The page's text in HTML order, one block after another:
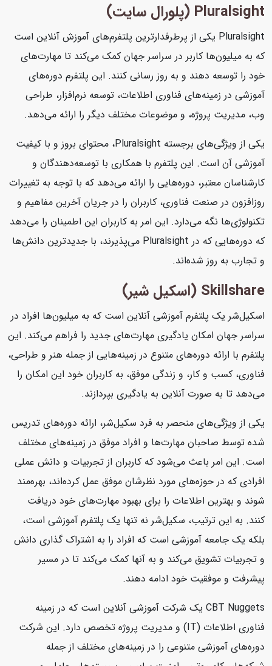
Pluralsight (پلورال سایت)
Pluralsight یکی از پرطرفدارترین پلتفرم‌های آموزش آنلاین است
که به میلیون‌ها کاربر در سراسر جهان کمک می‌کند تا مهارت‌های
خود را توسعه دهند و به روز رسانی کنند. این پلتفرم دوره‌های
آموزشی در زمینه‌های فناوری اطلاعات، توسعه نرم‌افزار، طراحی
وب، مدیریت پروژه، و موضوعات مختلف دیگر را ارائه می‌دهد.
یکی از ویژگی‌های برجسته Pluralsight، محتوای بروز و با کیفیت
آموزشی آن است. این پلتفرم با همکاری با توسعه‌دهندگان و
کارشناسان معتبر، دوره‌هایی را ارائه می‌دهد که با توجه به تغییرات
روزافزون در صنعت فناوری، کاربران را در جریان آخرین مفاهیم و
تکنولوژی‌ها نگه می‌دارد. این امر به کاربران این اطمینان را می‌دهد
که دوره‌هایی که در Pluralsight می‌پذیرند، با جدیدترین دانش‌ها
و تجارب به روز شده‌اند.
Skillshare (اسکیل شیر)
اسکیل‌شر یک پلتفرم آموزشی آنلاین است که به میلیون‌ها افراد در
سراسر جهان امکان یادگیری مهارت‌های جدید را فراهم می‌کند. این
پلتفرم با ارائه دوره‌های متنوع در زمینه‌هایی از جمله هنر و طراحی،
فناوری، کسب و کار، و زندگی موفق، به کاربران خود این امکان را
می‌دهد تا به صورت آنلاین به یادگیری بپردازند.
یکی از ویژگی‌های منحصر به فرد سکیل‌شر، ارائه دوره‌های تدریس
شده توسط صاحبان مهارت‌ها و افراد موفق در زمینه‌های مختلف
است. این امر باعث می‌شود که کاربران از تجربیات و دانش عملی
افرادی که در حوزه‌های مورد نظرشان موفق عمل کرده‌اند، بهره‌مند
شوند و بهترین اطلاعات را برای بهبود مهارت‌های خود دریافت
کنند. به این ترتیب، سکیل‌شر نه تنها یک پلتفرم آموزشی است،
بلکه یک جامعه آموزشی است که افراد را به اشتراک گذاری دانش
و تجربیات تشویق می‌کند و به آنها کمک می‌کند تا در مسیر
پیشرفت و موفقیت خود ادامه دهند.
CBT Nuggets یک شرکت آموزشی آنلاین است که در زمینه
فناوری اطلاعات (IT) و مدیریت پروژه تخصص دارد. این شرکت
دوره‌های آموزشی متنوعی را در زمینه‌های مختلف از جمله